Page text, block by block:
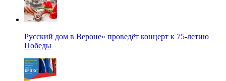
Русский дом в Вероне» проведёт концерт к 75-летию
Победы